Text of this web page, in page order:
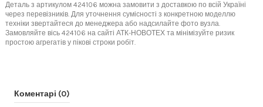
Деталь з артикулом 424106 можна замовити з доставкою по всій Україні
через перевізників. Для уточнення сумісності з конкретною моделлю
техніки звертайтеся до менеджера або надсилайте фото вузла.
Замовляйте вісь 424106 на сайті АТК-НОВОТЕХ та мінімізуйте ризик
простою агрегатів у пікові строки робіт.
Коментарі (0)